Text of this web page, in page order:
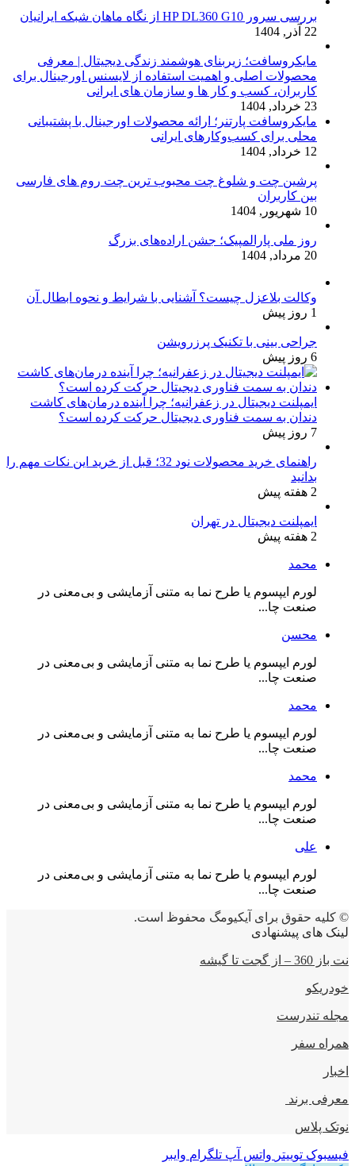
بررسی سرور HP DL360 G10 از نگاه ماهان شبکه ایرانیان
22 آذر, 1404
مایکروسافت؛ زیربنای هوشمند زندگی دیجیتال | معرفی
محصولات اصلی و اهمیت استفاده از لایسنس اورجینال برای
کاربران، کسب و کار ها و سازمان های ایرانی
23 خرداد, 1404
مایکروسافت پارتنر؛ ارائه محصولات اورجینال با پشتیبانی
محلی برای کسب‌وکارهای ایرانی
12 خرداد, 1404
پرشین چت و شلوغ چت محبوب ترین چت روم های فارسی
بین کاربران
10 شهریور, 1404
روز ملی پارالمپیک؛ جشن اراده‌های بزرگ
20 مرداد, 1404
وکالت بلاعزل چیست؟ آشنایی با شرایط و نحوه ابطال آن
1 روز پیش
جراحی بینی با تکنیک پرزرویشن
6 روز پیش
ایمپلنت دیجیتال در زعفرانیه؛ چرا آینده درمان‌های کاشت
دندان به سمت فناوری دیجیتال حرکت کرده است؟
7 روز پیش
راهنمای خرید محصولات نود 32؛ قبل از خرید این نکات مهم را
بدانید
2 هفته پیش
ایمپلنت دیجیتال در تهران
2 هفته پیش
محمد
لورم ایپسوم یا طرح‌ نما به متنی آزمایشی و بی‌معنی در
صنعت چا...
محسن
لورم ایپسوم یا طرح‌ نما به متنی آزمایشی و بی‌معنی در
صنعت چا...
محمد
لورم ایپسوم یا طرح‌ نما به متنی آزمایشی و بی‌معنی در
صنعت چا...
محمد
لورم ایپسوم یا طرح‌ نما به متنی آزمایشی و بی‌معنی در
صنعت چا...
علی
لورم ایپسوم یا طرح‌ نما به متنی آزمایشی و بی‌معنی در
صنعت چا...
© کلیه حقوق برای آیکیومگ محفوظ است.
لینک های پیشنهادی
نت باز 360 – از گجت تا گیشه
خودریکو
مجله‌ تندرست
همراه سفر
اخبار
معرفی برند
نوتک پلاس
فیسبوک توییتر واتس آپ تلگرام وایبر